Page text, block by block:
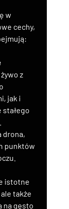
w
cechy,
z
jak i
drona,
punktów
istotne
także
na gęsto